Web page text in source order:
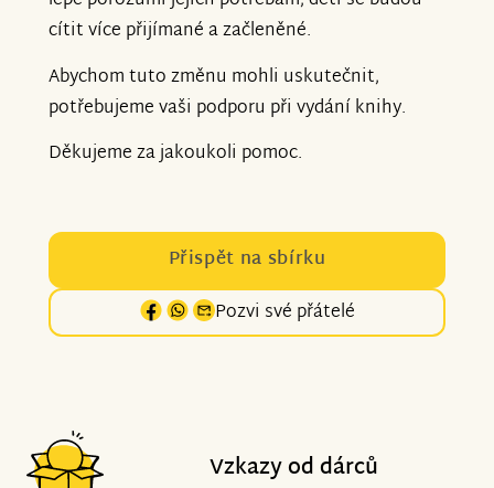
cítit více přijímané a začleněné.
Abychom tuto změnu mohli uskutečnit,
potřebujeme vaši podporu při vydání knihy.
Děkujeme za jakoukoli pomoc.
Přispět na sbírku
Pozvi své přátelé
Vzkazy od dárců